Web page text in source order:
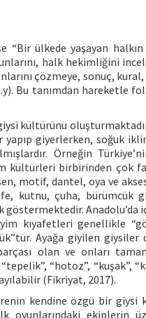
“Bir ülkede yaşayan
halk hekimliğini
çözmeye, sonuç,
Bu tanımdan hareketle
kültürünü
giyerlerken, soğuk
Örneğin
kültürleri birbirinden çok
motif, dantel, oya ve
kutnu, çuha, bürümcük
Anadolu’da iç
kıyafetleri genellikle
Ayağa giyilen giysiler
olan ve onları
“hotoz”, “kuşak”,
(Fikriyat, 2017).
kendine özgü bir giysi
oyunlarındaki ekiplerin